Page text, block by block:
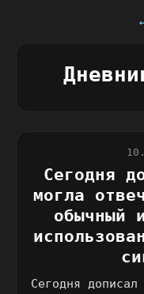
Сегодня
могла
обычный
Сегодня